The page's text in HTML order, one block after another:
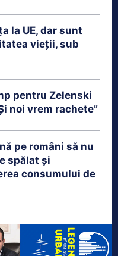
la UE, dar sunt
vieții, sub
pentru Zelenski
noi vrem rachete”
pe români să nu
spălat și
consumului de